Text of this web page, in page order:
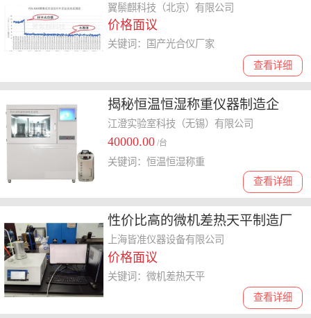
业，揭秘价格与服务
翼鬃麒科技（北京）有限公司
价格面议
查看详细
关键词：国产光合仪厂家
揭秘恒温恒湿称重仪器制造企
业，靠谱的公司怎么选
江澄实验室科技（无锡）有限公司
40000.00 /台
查看详细
关键词：恒温恒湿称重
性价比高的微机差热天平制造厂
分析，助你选出更具优势的厂家
上海皆准仪器设备有限公司
价格面议
查看详细
关键词：微机差热天平